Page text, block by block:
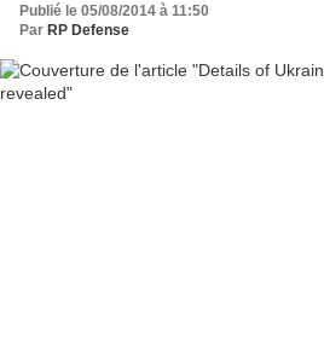
Publié le 05/08/2014 à 11:50
Par RP Defense